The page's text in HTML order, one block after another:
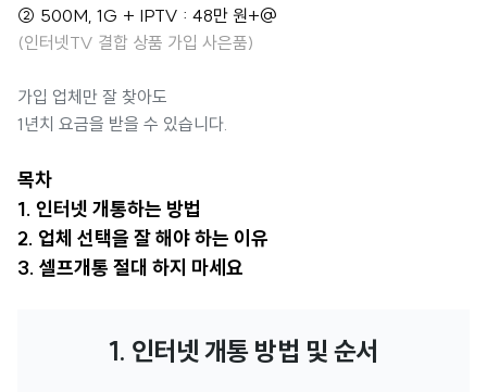
② 500M, 1G + IPTV : 48만 원+@
(인터넷TV 결합 상품 가입 사은품)
가입 업체만 잘 찾아도
1년치 요금을 받을 수 있습니다.
목차
1. 인터넷 개통하는 방법
2. 업체 선택을 잘 해야 하는 이유
3. 셀프개통 절대 하지 마세요
1. 인터넷 개통 방법 및 순서